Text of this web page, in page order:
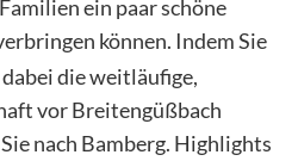
ein paar schöne
können. Indem Sie
die weitläufige,
vor Breitengüßbach
nach Bamberg. Highlights